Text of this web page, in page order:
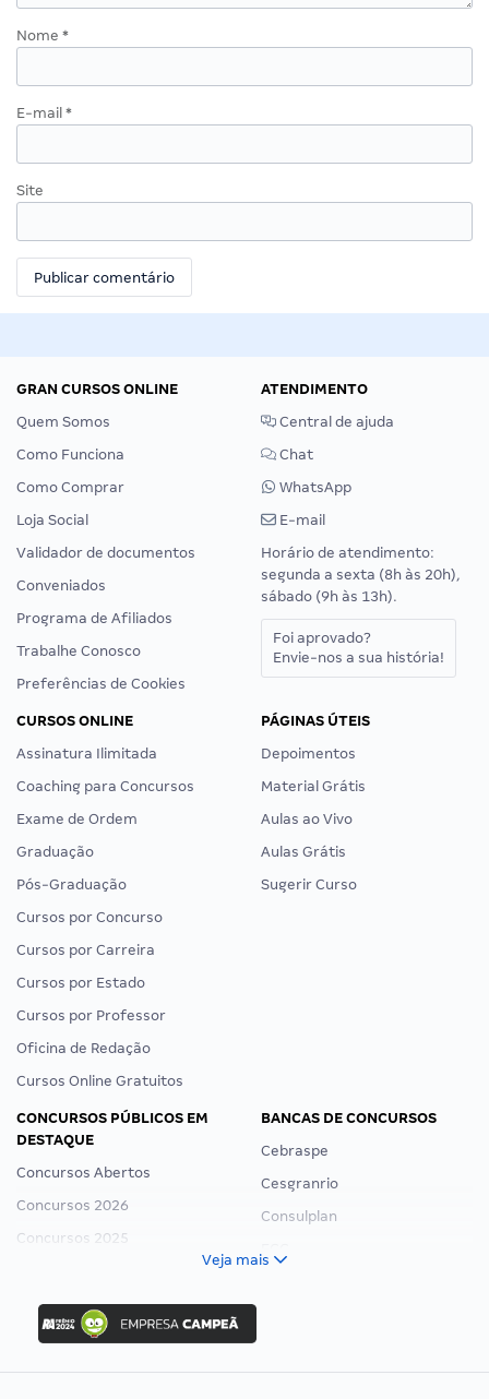
Nome *
E-mail *
Site
GRAN CURSOS ONLINE
Quem Somos
Como Funciona
Como Comprar
Loja Social
Validador de documentos
Conveniados
Programa de Afiliados
Trabalhe Conosco
Preferências de Cookies
ATENDIMENTO
Central de ajuda
Chat
WhatsApp
E-mail
Horário de atendimento:
segunda a sexta (8h às 20h),
sábado (9h às 13h).
Foi aprovado?
Envie-nos a sua história!
CURSOS ONLINE
Assinatura Ilimitada
Coaching para Concursos
Exame de Ordem
Graduação
Pós-Graduação
Cursos por Concurso
Cursos por Carreira
Cursos por Estado
Cursos por Professor
Oficina de Redação
Cursos Online Gratuitos
PÁGINAS ÚTEIS
Depoimentos
Material Grátis
Aulas ao Vivo
Aulas Grátis
Sugerir Curso
CONCURSOS PÚBLICOS EM
DESTAQUE
Concursos Abertos
Concursos 2026
Concursos 2025
Concurso Ibama
Concurso MPU
Editais publicados
BANCAS DE CONCURSOS
Cebraspe
Cesgranrio
Consulplan
Veja mais